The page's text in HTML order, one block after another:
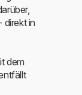
direkt in
dem